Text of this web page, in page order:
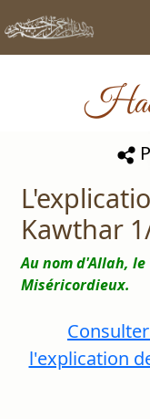
Kawthar
Au nom d'Allah,
Miséricordieux.
l'explication